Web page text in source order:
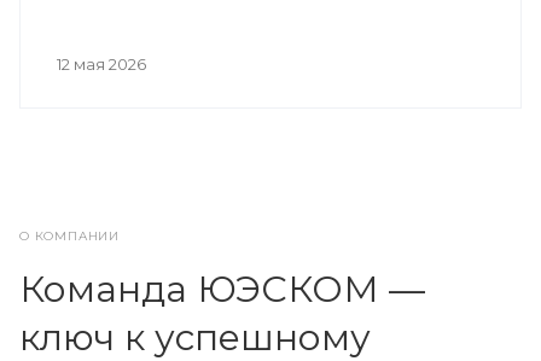
12 мая 2026
О КОМПАНИИ
Команда ЮЭСКОМ —
ключ к успешному